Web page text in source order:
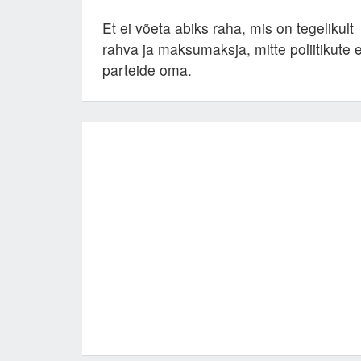
Et ei võeta abiks raha, mis on tegelikult
rahva ja maksumaksja, mitte poliitikute
parteide oma.